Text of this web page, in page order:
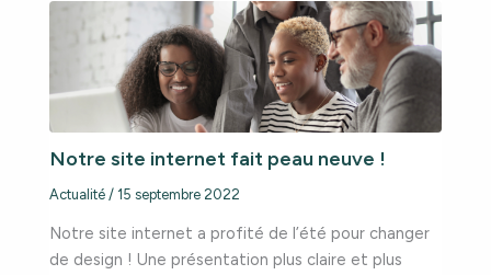
Notre site internet fait peau neuve !
Actualité/ 15 septembre 2022
Notre site internet a profité de l’été pour changer
de design ! Une présentation plus claire et plus